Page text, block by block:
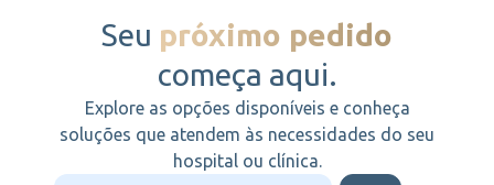
Seu próximo pedido
começa aqui.
Explore as opções disponíveis e conheça
soluções que atendem às necessidades do seu
hospital ou clínica.